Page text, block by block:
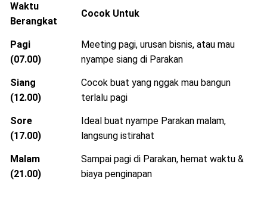
Waktu
Berangkat
Cocok Untuk
Pagi
(07.00)
Meeting pagi, urusan bisnis, atau mau
nyampe siang di Parakan
Siang
(12.00)
Cocok buat yang nggak mau bangun
terlalu pagi
Sore
(17.00)
Ideal buat nyampe Parakan malam,
langsung istirahat
Malam
(21.00)
Sampai pagi di Parakan, hemat waktu &
biaya penginapan